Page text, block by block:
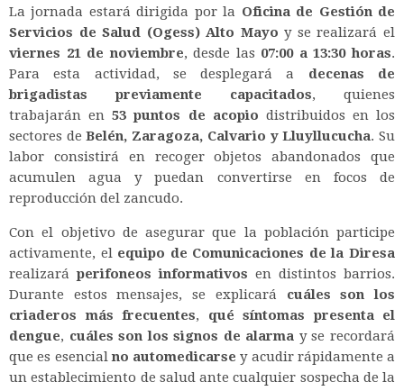
La jornada estará dirigida por la Oficina de Gestión de
Servicios de Salud (Ogess) Alto Mayo y se realizará el
viernes 21 de noviembre, desde las 07:00 a 13:30 horas.
Para esta actividad, se desplegará a decenas de
brigadistas previamente capacitados, quienes
trabajarán en53 puntos de acopio distribuidos en los
sectores deBelén, Zaragoza, Calvario y Lluyllucucha. Su
labor consistirá en recoger objetos abandonados que
acumulen agua y puedan convertirse en focos de
reproducción del zancudo.
Con el objetivo de asegurar que la población participe
activamente, el equipo de Comunicaciones de la Diresa
realizará perifoneos informativos en distintos barrios.
Durante estos mensajes, se explicará cuáles son los
criaderos más frecuentes, qué síntomas presenta el
dengue, cuáles son los signos de alarma y se recordará
que es esencialno automedicarse y acudir rápidamente a
un establecimiento de salud ante cualquier sospecha de la